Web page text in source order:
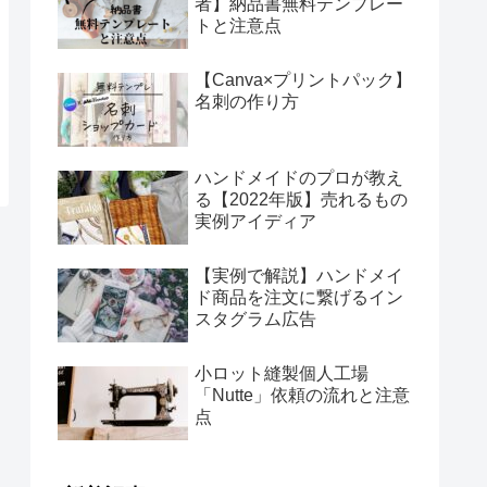
者】納品書無料テンプレー
トと注意点
【Canva×プリントパック】
名刺の作り方
ハンドメイドのプロが教え
る【2022年版】売れるもの
実例アイディア
【実例で解説】ハンドメイ
ド商品を注文に繋げるイン
スタグラム広告
小ロット縫製個人工場
「Nutte」依頼の流れと注意
点